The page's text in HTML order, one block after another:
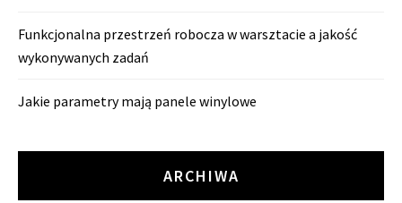
Funkcjonalna przestrzeń robocza w warsztacie a jakość
wykonywanych zadań
Jakie parametry mają panele winylowe
ARCHIWA